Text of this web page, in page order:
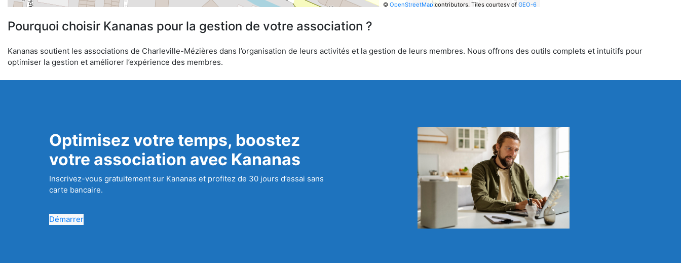
© OpenStreetMapcontributors. Tiles courtesy ofGEO-6
Pourquoi choisir Kananas pour la gestion de votre association ?
Kananas soutient les associations de Charleville-Mézières dans l’organisation de leurs activités et la gestion de leurs membres. Nous offrons des outils complets et intuitifs pour
optimiser la gestion et améliorer l’expérience des membres.
Optimisez votre temps, boostez
votre association avec Kananas
Inscrivez-vous gratuitement sur Kananas et profitez de 30 jours d’essai sans
carte bancaire.
Démarrer